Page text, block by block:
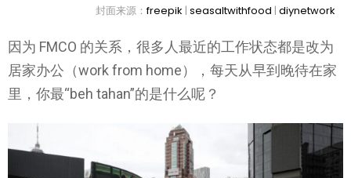
封面来源：freepik | seasaltwithfood | diynetwork
因为 FMCO 的关系，很多人最近的工作状态都是改为
居家办公（work from home），每天从早到晚待在家
里，你最“beh tahan”的是什么呢？